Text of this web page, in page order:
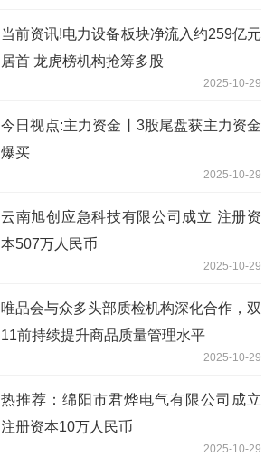
当前资讯!电力设备板块净流入约259亿元
居首 龙虎榜机构抢筹多股
2025-10-29
今日视点:主力资金丨3股尾盘获主力资金
爆买
2025-10-29
云南旭创应急科技有限公司成立 注册资
本507万人民币
2025-10-29
唯品会与众多头部质检机构深化合作，双
11前持续提升商品质量管理水平
2025-10-29
热推荐：绵阳市君烨电气有限公司成立
注册资本10万人民币
2025-10-29